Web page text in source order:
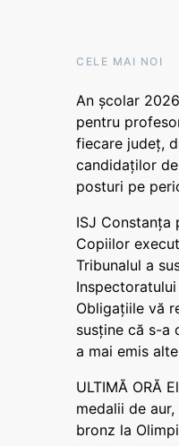
CELE MAI NOI
An școlar
pentru
fiecare județ,
candidaților
posturi pe
ISJ Constanța
Copiilor
Tribunalul a
Obligațiile vă
susține că s-a
a mai emis
ULTIMĂ ORĂ
medalii de
bronz la